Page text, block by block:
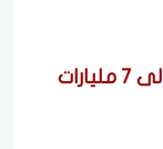
التداول العقاري في الشارقة يقفز إلى 7 مليارات